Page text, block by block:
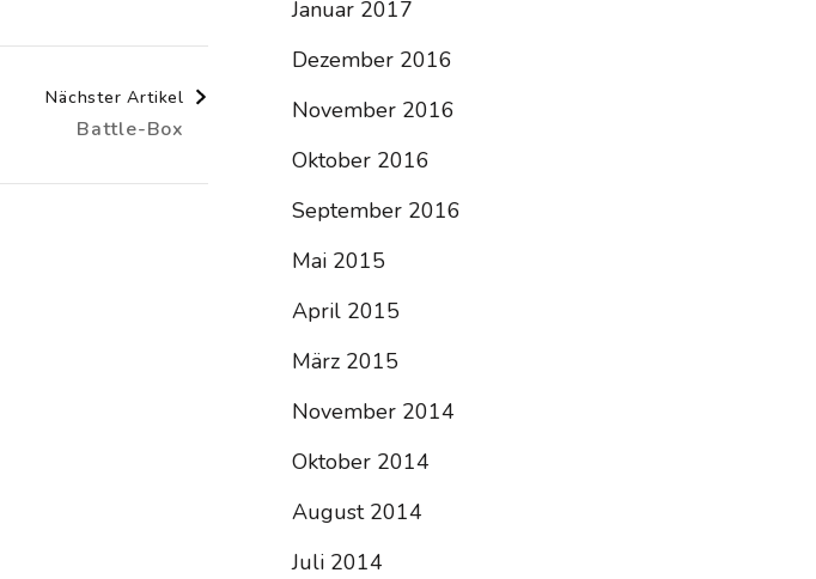
Nächster Artikel
Battle-Box
Januar 2017
Dezember 2016
November 2016
Oktober 2016
September 2016
Mai 2015
April 2015
März 2015
November 2014
Oktober 2014
August 2014
Juli 2014